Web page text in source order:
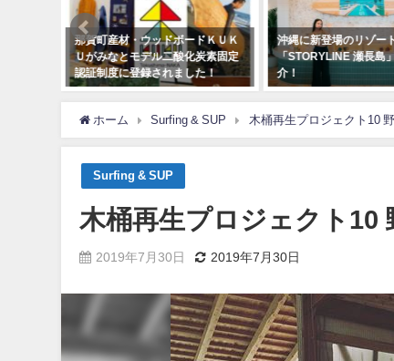
那賀町産材・ウッドボードＫＵＫ
Ｕがみなとモデル二酸化炭素固定
認証制度に登録されました！
沖縄に新登場のリゾートホテル
「STORYLINE 瀬長島」のご紹
介！
ホーム Surfing & SUP 木桶再生プロジェクト10
Surfing & SUP
木桶再生プロジェクト10
2019年7月30日 2019年7月30日